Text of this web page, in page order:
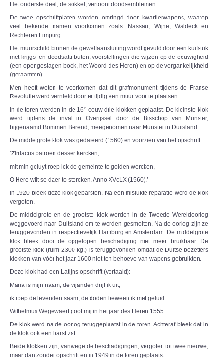
Het onderste deel, de sokkel, vertoont doodsemblemen.
De twee opschriftplaten worden omringd door kwartierwapens, waarop
veel bekende namen voorkomen zoals: Nassau, Wijhe, Waldeck en
Rechteren Limpurg.
Het muurschild binnen de gewelfaansluiting wordt gevuld door een kuifstuk
met krijgs- en doodsattributen, voorstellingen die wijzen op de eeuwigheid
(een opengeslagen boek, het Woord des Heren) en op de vergankelijkheid
(geraamten).
Men heeft weten te voorkomen dat dit grafmonument tijdens de Franse
Revolutie werd vernield door er tijdig een muur voor te plaatsen.
In de toren werden in de 16e eeuw drie klokken geplaatst. De kleinste klok
werd tijdens de inval in Overijssel door de Bisschop van Munster,
bijgenaamd Bommen Berend, meegenomen naar Munster in Duitsland.
De middelgrote klok was gedateerd (1560) en voorzien van het opschrift:
‘Zirriacus patroen desser kercken,
mit min geluyt roep ick de gemeinte to goiden wercken,
O Here wilt se daer to stercken. Anno XVcLX (1560).’
In 1920 bleek deze klok gebarsten. Na een mislukte reparatie werd de klok
vergoten.
De middelgrote en de grootste klok werden in de Tweede Wereldoorlog
weggevoerd naar Duitsland om te worden gesmolten. Na de oorlog zijn ze
teruggevonden in respectievelijk Hamburg en Amsterdam. De middelgrote
klok bleek door de opgelopen beschadiging niet meer bruikbaar. De
grootste klok (ruim 2300 kg.) is teruggevonden omdat de Duitse bezetters
klokken van vóór het jaar 1600 niet ten behoeve van wapens gebruikten.
Deze klok had een Latijns opschrift (vertaald):
Maria is mijn naam, de vijanden drijf ik uit,
ik roep de levenden saam, de doden beween ik met geluid.
Wilhelmus Wegewaert goot mij in het jaar des Heren 1555.
De klok werd na de oorlog teruggeplaatst in de toren. Achteraf bleek dat in
de klok ook een barst zat.
Beide klokken zijn, vanwege de beschadigingen, vergoten tot twee nieuwe,
maar dan zonder opschrift en in 1949 in de toren geplaatst.